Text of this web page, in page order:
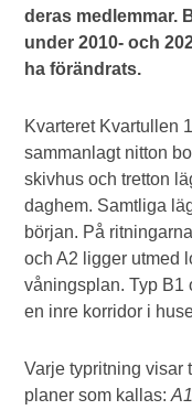
deras medlemmar.
under 2010- och
ha förändrats.
Kvarteret Kvartullen
sammanlagt nitton
skivhus och tretton
daghem. Samtliga
början. På
och A2 ligger utmed
våningsplan. Typ B1
en inre korridor i
Varje typritning visar
planer som kallas: